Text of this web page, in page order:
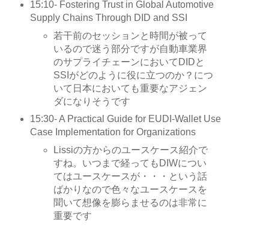
15:10- Fostering Trust in Global Automotive
Supply Chains Through DID and SSI
若干前のセッションと時間が被って
いるので迷う部分ですが自動車業界
のサプライチェーンにおいてDIDと
SSIがどのように役に立つのか？につ
いて日本においても重要なアジェン
ダになりそうです
15:30- A Practical Guide for EUDI-Wallet Use
Case Implementation for Organizations
Lissiの方からのユースケース紹介で
すね。いつまで経ってもDIWについ
てはユースケースが・・・という話
ばかりなので色々なユースケースを
聞いて想像を膨らませるのは非常に
重要です